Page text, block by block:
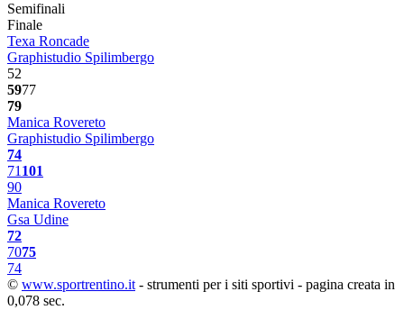
Semifinali
Finale
Texa Roncade
Graphistudio Spilimbergo
52
5977
79
Manica Rovereto
Graphistudio Spilimbergo
74
71 101
90
Manica Rovereto
Gsa Udine
72
7075
74
© www.sportrentino.it - strumenti per i siti sportivi - pagina creata in
0,078 sec.